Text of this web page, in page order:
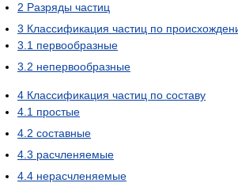
2 Разряды частиц
3 Классификация частиц по
3.1 первообразные
3.2 непервообразные
4 Классификация частиц по составу
4.1 простые
4.2 составные
4.3 расчленяемые
4.4 нерасчленяемые